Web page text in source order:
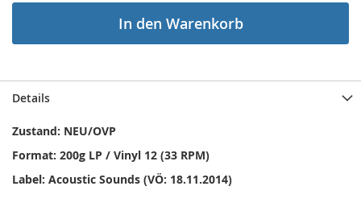
In den Warenkorb
Details
Zustand: NEU/OVP
Format: 200g LP / Vinyl 12 (33 RPM)
Label: Acoustic Sounds (VÖ: 18.11.2014)